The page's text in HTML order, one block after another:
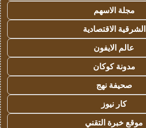
مجلة الاسهم
الشرقية الاقتصادية
عالم الايفون
مدونة كوكان
صحيفة نهج
كار نيوز
موقع خبرة التقني